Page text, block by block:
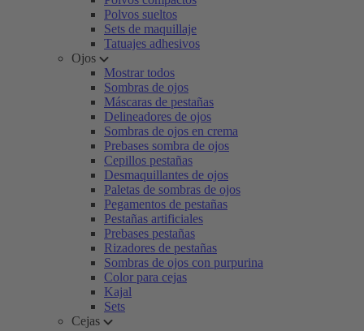
Polvos sueltos
Sets de maquillaje
Tatuajes adhesivos
Ojos
Mostrar todos
Sombras de ojos
Máscaras de pestañas
Delineadores de ojos
Sombras de ojos en crema
Prebases sombra de ojos
Cepillos pestañas
Desmaquillantes de ojos
Paletas de sombras de ojos
Pegamentos de pestañas
Pestañas artificiales
Prebases pestañas
Rizadores de pestañas
Sombras de ojos con purpurina
Color para cejas
Kajal
Sets
Cejas